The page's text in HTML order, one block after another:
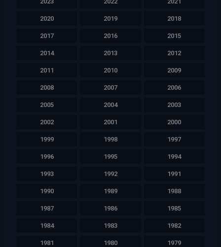
2020 2019 2018
2017 2016 2015
2014 2013 2012
2011 2010 2009
2008 2007 2006
2005 2004 2003
2002 2001 2000
1999 1998 1997
1996 1995 1994
1993 1992 1991
1990 1989 1988
1987 1986 1985
1984 1983 1982
1981 1980 1979